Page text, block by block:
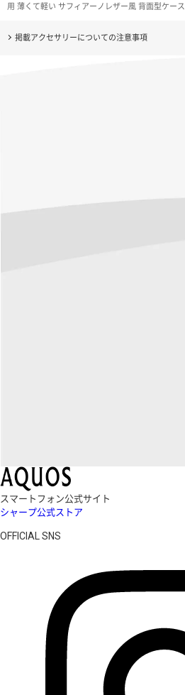
用 薄くて軽い サフィアーノレザー風 背面型ケース
掲載アクセサリーについての注意事項
スマートフォン公式サイト
シャープ公式ストア
OFFICIAL SNS